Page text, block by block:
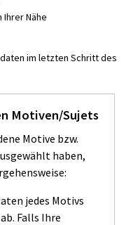
Nähe
im letzten Schritt des
Motiven/Sujets
Motive bzw.
haben,
jedes Motivs
Falls Ihre